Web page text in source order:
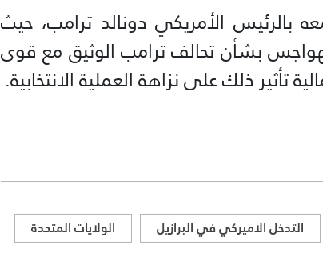
بالرئيس الأمريكي دونالد ترامب، حيث
بشأن تحالف ترامب الوثيق مع قوى
تأثير ذلك على نزاهة العملية الانتخابية.
التدخل الاميركي في البرازيل
الولايات المتحدة